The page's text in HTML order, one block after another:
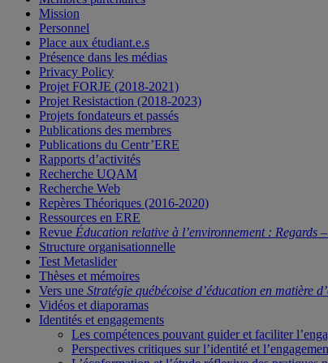
Mission
Personnel
Place aux étudiant.e.s
Présence dans les médias
Privacy Policy
Projet FORJE (2018-2021)
Projet Resistaction (2018-2023)
Projets fondateurs et passés
Publications des membres
Publications du Centr’ERE
Rapports d’activités
Recherche UQAM
Recherche Web
Repères Théoriques (2016-2020)
Ressources en ERE
Revue Éducation relative à l’environnement : Regards
Structure organisationnelle
Test Metaslider
Thèses et mémoires
Vers une Stratégie québécoise d’éducation en matière
Vidéos et diaporamas
Identités et engagements
Les compétences pouvant guider et faciliter
Perspectives critiques sur l’identité et